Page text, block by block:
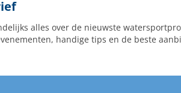
alles over de nieuwste
handige tips en de beste